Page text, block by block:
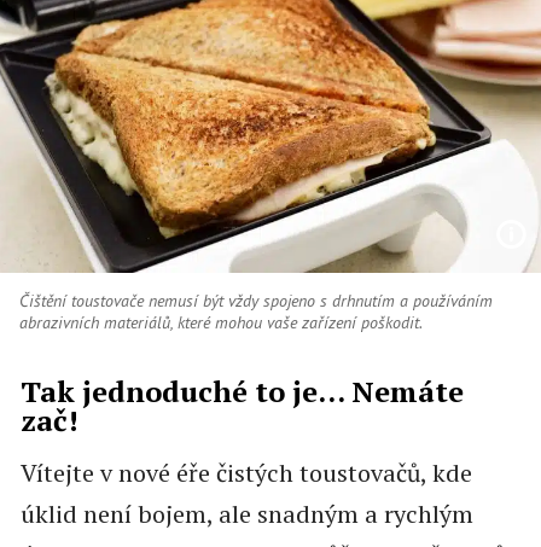
Čištění toustovače nemusí být vždy spojeno s drhnutím a používáním
abrazivních materiálů, které mohou vaše zařízení poškodit.
Tak jednoduché to je… Nemáte
zač!
Vítejte v nové éře čistých toustovačů, kde
úklid není bojem, ale snadným a rychlým